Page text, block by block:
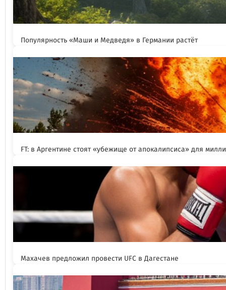
Популярность «Маши и Медведя» в Германии растёт
FT: в Аргентине стоят «убежище от апокалипсиса» для
Махачев предложил провести UFC в Дагестане